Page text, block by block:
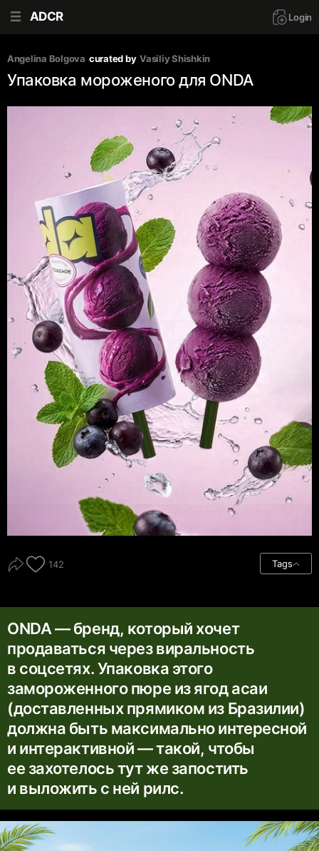
ADCR Login
Angelina Bolgova curated by Vasiliy Shishkin
Упаковка мороженого для ONDA
142 Tags
ONDA — бренд, который хочет
продаваться через виральность
в соцсетях. Упаковка этого
замороженного пюре из ягод асаи
(доставленных прямиком из Бразилии)
должна быть максимально интересной
и интерактивной — такой, чтобы
ее захотелось тут же запостить
и выложить с ней рилс.